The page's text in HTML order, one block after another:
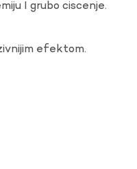
I grubo ciscenje.
efektom.